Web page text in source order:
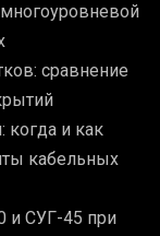
сравнение
когда и как
кабельных
и СУГ-45 при